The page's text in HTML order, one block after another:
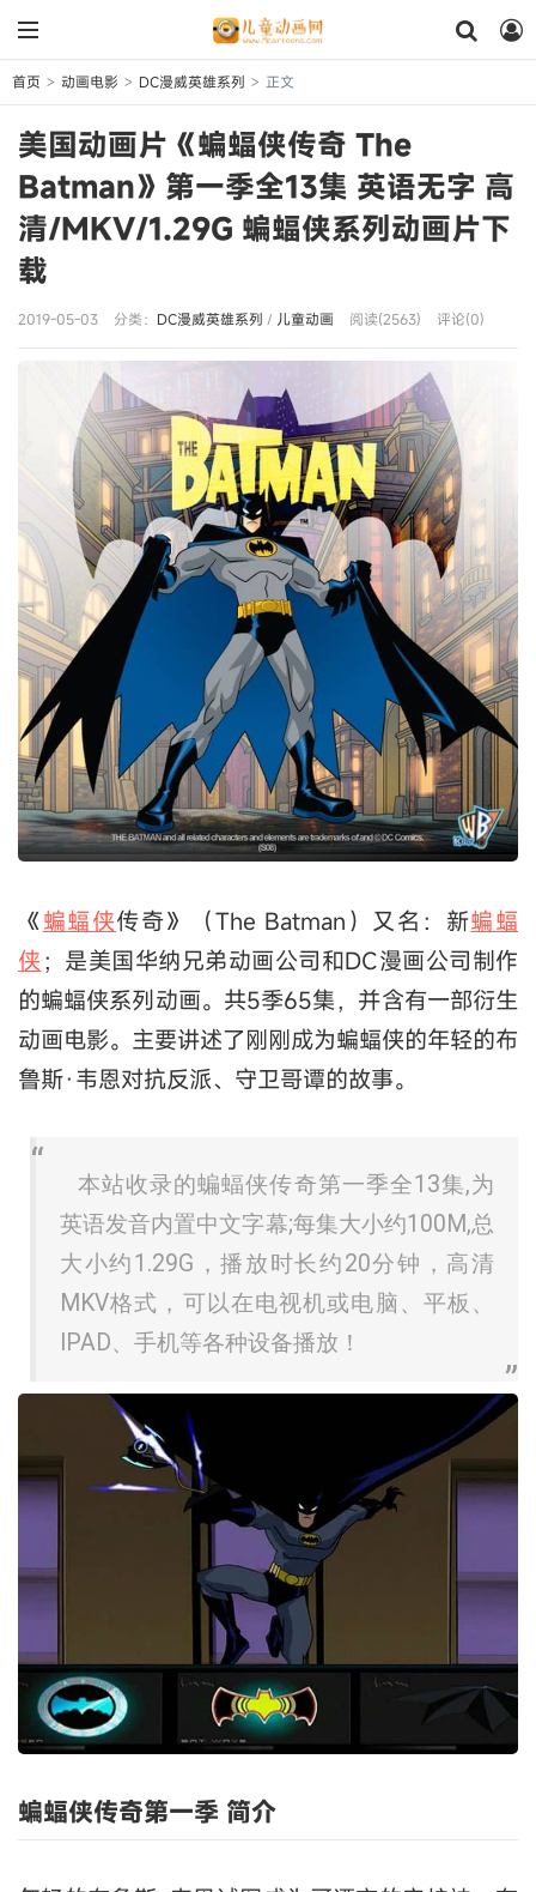
首页 > 动画电影 > DC漫威英雄系列 > 正文
美国动画片《蝙蝠侠传奇 The
Batman》第一季全13集 英语无字 高
清/MKV/1.29G 蝙蝠侠系列动画片下
载
2019-05-03 分类： DC漫威英雄系列 / 儿童动画 阅读(2563) 评论(0)
《蝙蝠侠传奇》（The Batman）又名：新蝙蝠
侠 ；是美国华纳兄弟动画公司和DC漫画公司制作
的蝙蝠侠系列动画。共5季65集，并含有一部衍生
动画电影。主要讲述了刚刚成为蝙蝠侠的年轻的布
鲁斯·韦恩对抗反派、守卫哥谭的故事。
本站收录的蝙蝠侠传奇第一季全13集,为
英语发音内置中文字幕;每集大小约100M,总
大小约1.29G，播放时长约20分钟，高清
MKV格式，可以在电视机或电脑、平板、
IPAD、手机等各种设备播放！
蝙蝠侠传奇第一季 简介